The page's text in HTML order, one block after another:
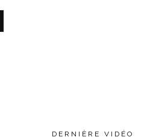
DERNIÈRE VIDÉO